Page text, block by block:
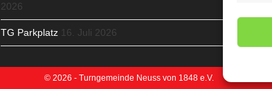
2026
TG Parkplatz 16. Juli 2026
© 2026 - Turngemeinde Neuss von 1848 e.V.